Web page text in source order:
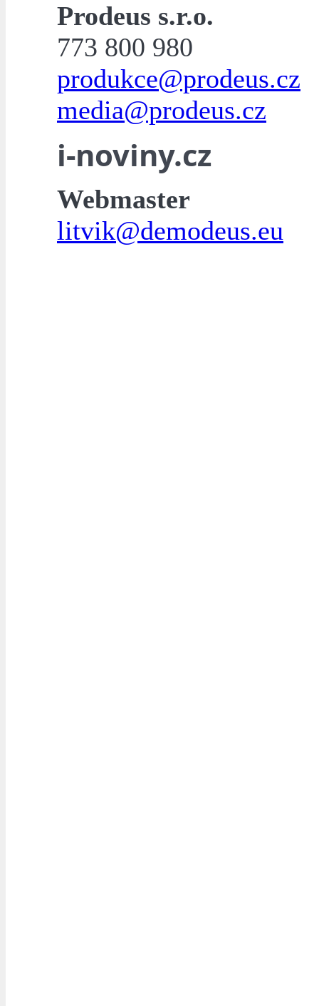
Prodeus s.r.o.
773 800 980
produkce@prodeus.cz
media@prodeus.cz
i-noviny.cz
Webmaster
litvik@demodeus.eu